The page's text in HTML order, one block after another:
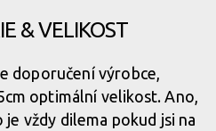
& VELIKOST
doporučení výrobce,
optimální velikost. Ano,
vždy dilema pokud jsi na